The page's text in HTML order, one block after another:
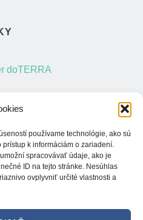
používame technológie, ako sú
k informáciám o zariadení.
spracovávať údaje, ako je
ID na tejto stránke. Nesúhlas
ovplyvniť určité vlastnosti a
doTERRA
komármi a otravným hmyzom